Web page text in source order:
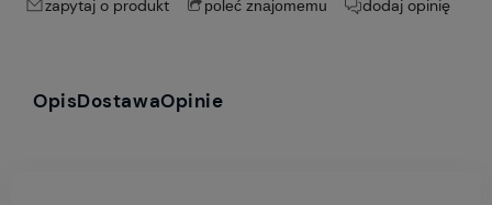
zapytaj o produkt poleć znajomemu dodaj opinię
OpisDostawaOpinie